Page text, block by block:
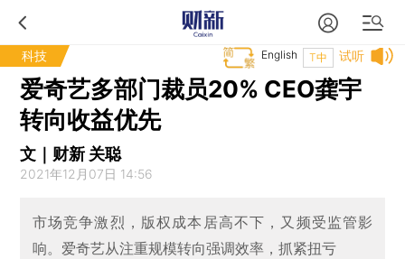
科技 试听
T中
English
爱奇艺多部门裁员20% CEO龚宇
转向收益优先
文｜财新 关聪
2021年12月07日 14:56
市场竞争激烈，版权成本居高不下，又频受监管影
响。爱奇艺从注重规模转向强调效率，抓紧扭亏